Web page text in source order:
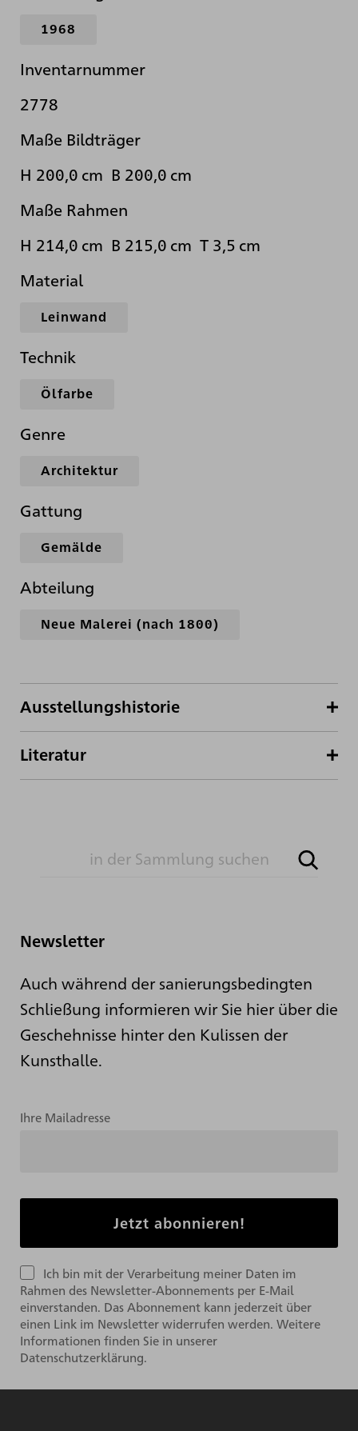
1968
Inventarnummer
2778
Maße Bildträger
H 200,0 cm B 200,0 cm
Maße Rahmen
H 214,0 cm B 215,0 cm T 3,5 cm
Material
Leinwand
Technik
Ölfarbe
Genre
Architektur
Gattung
Gemälde
Abteilung
Neue Malerei (nach 1800)
Ausstellungshistorie
Literatur
Newsletter
Auch während der sanierungsbedingten
Schließung informieren wir Sie hier über die
Geschehnisse hinter den Kulissen der
Kunsthalle.
Ihre Mailadresse
Ich bin mit der Verarbeitung meiner Daten im
Rahmen des Newsletter-Abonnements per E-Mail
einverstanden. Das Abonnement kann jederzeit über
einen Link im Newsletter widerrufen werden. Weitere
Informationen finden Sie in unserer
Datenschutzerklärung.